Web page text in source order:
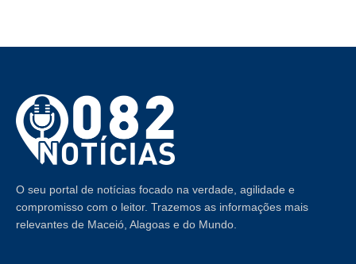
O seu portal de notícias focado na verdade, agilidade e
compromisso com o leitor. Trazemos as informações mais
relevantes de Maceió, Alagoas e do Mundo.